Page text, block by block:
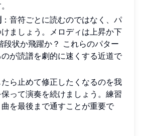
：音符ごとに読むのではなく、パ
ましょう。メロディは上昇か下
段状か飛躍か？ これらのパター
が読譜を劇的に速くする近道で
たら止めて修正したくなるのを我
って演奏を続けましょう。練習
を最後まで通すことが重要で